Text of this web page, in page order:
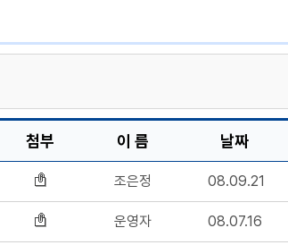
첨부 이 름 날짜
조은정 08.09.21
운영자 08.07.16